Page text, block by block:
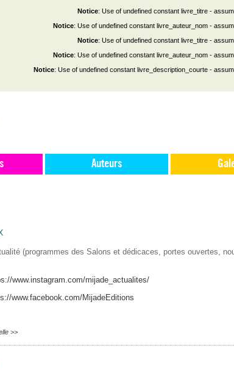
Notice: Use of undefined constant livre_titre -
Notice: Use of undefined constant livre_auteur_nom -
Notice: Use of undefined constant livre_titre -
Notice: Use of undefined constant livre_auteur_nom -
Notice: Use of undefined constant livre_description_courte -
Auteurs
(programmes des Salons et dédicaces, portes ouvertes,
www.instagram.com/mijade_actualites/
www.facebook.com/MijadeEditions
>>